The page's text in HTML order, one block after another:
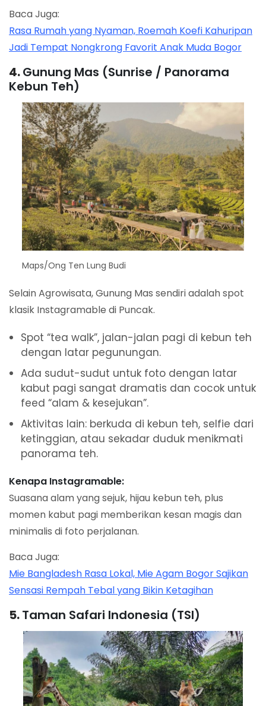
Baca Juga:
Rasa Rumah yang Nyaman, Roemah Koefi Kahuripan
Jadi Tempat Nongkrong Favorit Anak Muda Bogor
4.Gunung Mas (Sunrise / Panorama
Kebun Teh)
Maps/Ong Ten Lung Budi
Selain Agrowisata, Gunung Mas sendiri adalah spot
klasik Instagramable di Puncak.
Spot “tea walk”, jalan-jalan pagi di kebun teh
dengan latar pegunungan.
Ada sudut-sudut untuk foto dengan latar
kabut pagi sangat dramatis dan cocok untuk
feed “alam & kesejukan”.
Aktivitas lain: berkuda di kebun teh, selfie dari
ketinggian, atau sekadar duduk menikmati
panorama teh.
Kenapa Instagramable:
Suasana alam yang sejuk, hijau kebun teh, plus
momen kabut pagi memberikan kesan magis dan
minimalis di foto perjalanan.
Baca Juga:
Mie Bangladesh Rasa Lokal, Mie Agam Bogor Sajikan
Sensasi Rempah Tebal yang Bikin Ketagihan
5.Taman Safari Indonesia (TSI)